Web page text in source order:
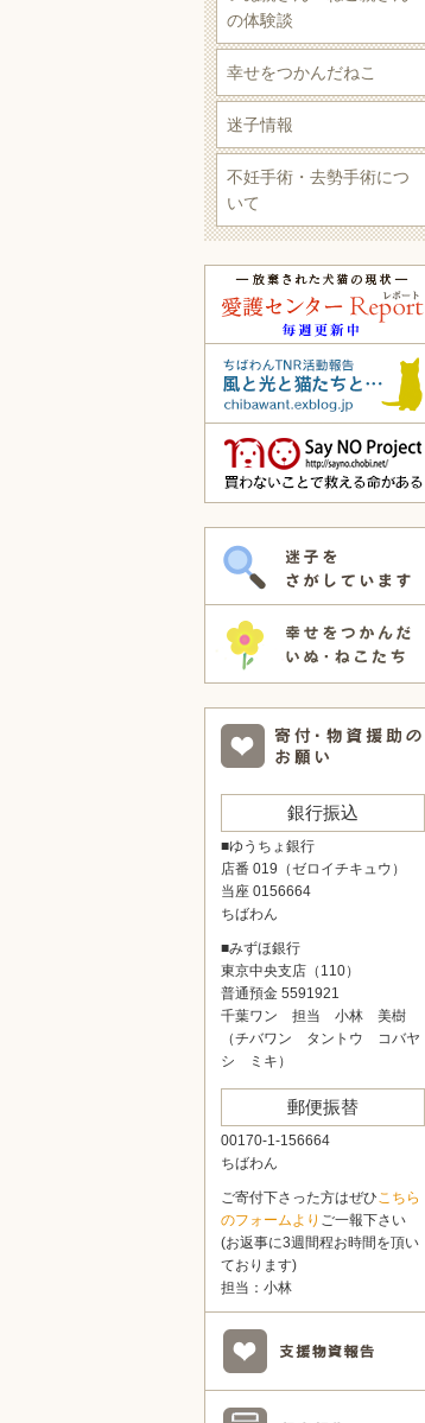
の体験談
幸せをつかんだねこ
迷子情報
不妊手術・去勢手術につ
いて
銀行振込
■ゆうちょ銀行
店番 019（ゼロイチキュウ）
当座 0156664
ちばわん
■みずほ銀行
東京中央支店（110）
普通預金 5591921
千葉ワン 担当 小林 美樹
（チバワン タントウ コバヤ
シ ミキ）
郵便振替
00170-1-156664
ちばわん
ご寄付下さった方はぜひこちら
のフォームより ご一報下さい
(お返事に3週間程お時間を頂い
ております)
担当：小林